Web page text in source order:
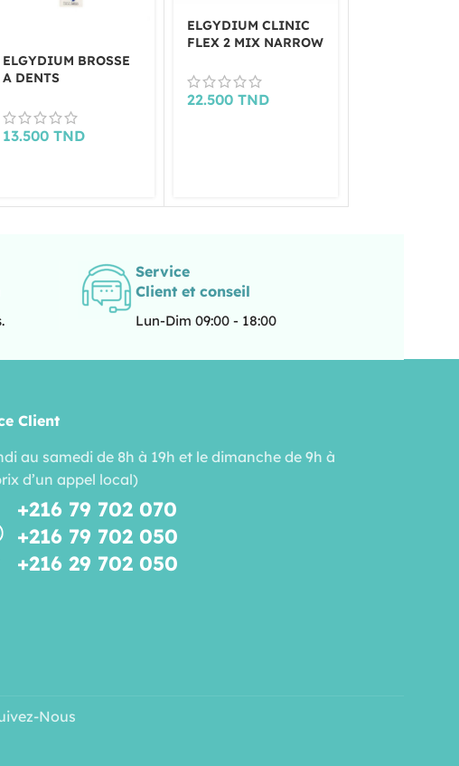
ELGYDIUM BROSSE
A DENTS
MEDIUM
13.500TND
ELGYDIUM CLINIC
FLEX 2 MIX NARROW
22.500 TND
Service
Client et conseil
Lun-Dim 09:00 - 18:00
Client
au samedi de 8h à 19h et le dimanche de 9h à
d’un appel local)
+216 79 702 070
+216 79 702 050
+216 29 702 050
Nous